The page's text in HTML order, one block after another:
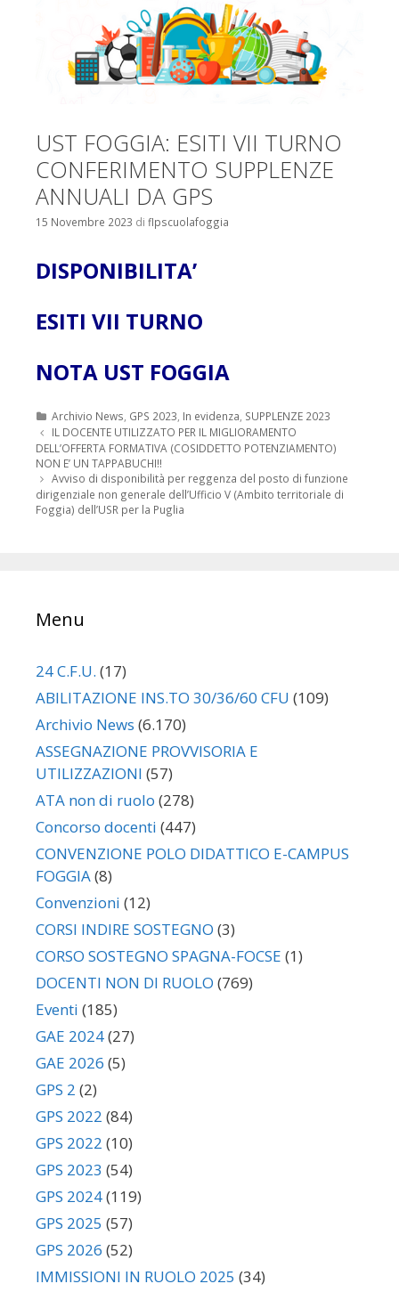
UST FOGGIA: ESITI VII TURNO
CONFERIMENTO SUPPLENZE
ANNUALI DA GPS
15 Novembre 2023 di flpscuolafoggia
DISPONIBILITA’
ESITI VII TURNO
NOTA UST FOGGIA
Categorie
Archivio News, GPS 2023, In evidenza, SUPPLENZE 2023
Navigazione
articolo
IL DOCENTE UTILIZZATO PER IL MIGLIORAMENTO
DELL’OFFERTA FORMATIVA (COSIDDETTO POTENZIAMENTO)
NON E’ UN TAPPABUCHI!!
Avviso di disponibilità per reggenza del posto di funzione
dirigenziale non generale dell’Ufficio V (Ambito territoriale di
Foggia) dell’USR per la Puglia
Menu
24 C.F.U. (17)
ABILITAZIONE INS.TO 30/36/60 CFU (109)
Archivio News (6.170)
ASSEGNAZIONE PROVVISORIA E
UTILIZZAZIONI (57)
ATA non di ruolo (278)
Concorso docenti (447)
CONVENZIONE POLO DIDATTICO E-CAMPUS
FOGGIA(8)
Convenzioni (12)
CORSI INDIRE SOSTEGNO (3)
CORSO SOSTEGNO SPAGNA-FOCSE (1)
DOCENTI NON DI RUOLO (769)
Eventi (185)
GAE 2024(27)
GAE 2026 (5)
GPS 2 (2)
GPS 2022 (84)
GPS 2022 (10)
GPS 2023 (54)
GPS 2024(119)
GPS 2025 (57)
GPS 2026 (52)
IMMISSIONI IN RUOLO 2025 (34)